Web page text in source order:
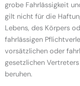
grobe Fahrlässigkeit
gilt nicht für die
Lebens, des Körpers
fahrlässigen
vorsätzlichen oder
gesetzlichen
beruhen.